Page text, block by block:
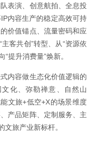
表演、创意航拍、全息投
内容生产的稳定高效可持
价值锚点、流量密码和应
客共创”转型、从“资源依
“提升消费量”焕新。
内容做生态化价值逻辑的
化、弥勒禅意、自然山
文旅+低空+X的场景维度
产品矩阵、定制服务、主
文旅产业新标杆。